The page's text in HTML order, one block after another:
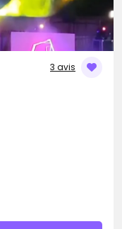
3 avis